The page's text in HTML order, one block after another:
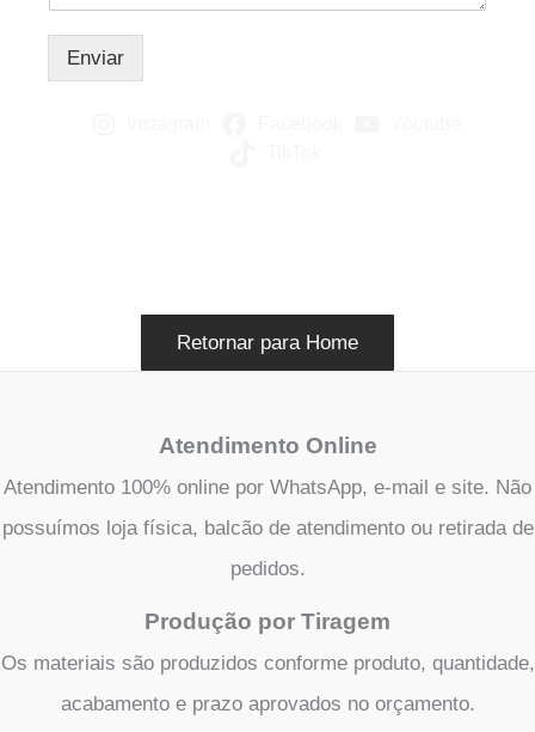
Enviar
Retornar para Home
Atendimento Online
Atendimento 100% online por WhatsApp, e-mail e site. Não
possuímos loja física, balcão de atendimento ou retirada de
pedidos.
Produção por Tiragem
Os materiais são produzidos conforme produto, quantidade,
acabamento e prazo aprovados no orçamento.